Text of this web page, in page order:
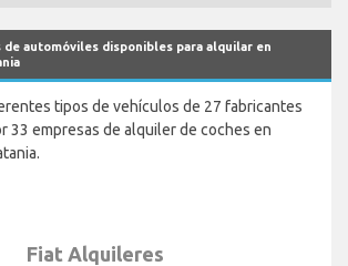
de automóviles disponibles para alquilar en
tipos de vehículos de 27 fabricantes
33 empresas de alquiler de coches en
Fiat Alquileres